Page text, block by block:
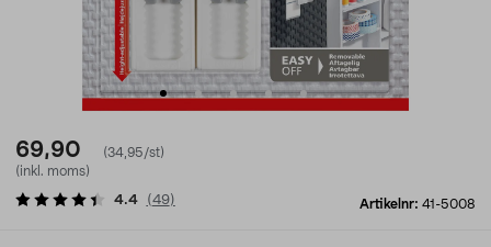
69,90
(34,95/st)
(inkl. moms)
Artikelnr: 41-5008
4.4 (49)